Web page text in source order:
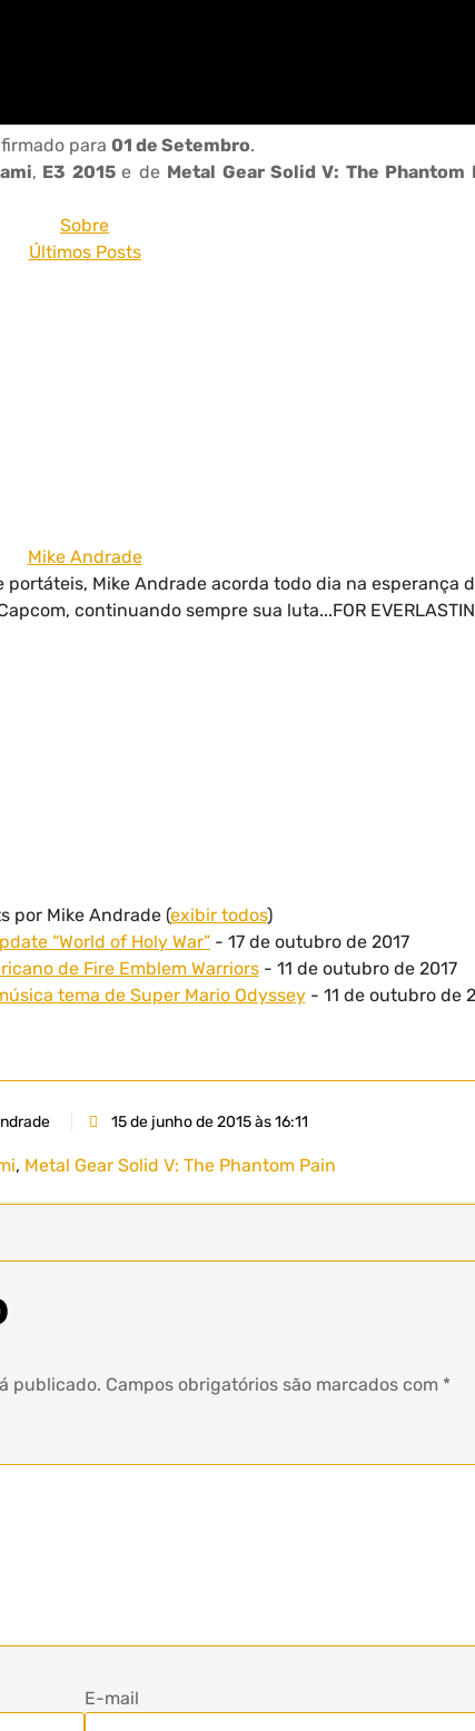
para 01 de Setembro.
, E3 2015e de Metal Gear Solid V: The Phantom
Sobre
Últimos Posts
Mike Andrade
Mike Andrade acorda todo dia na esperança
continuando sempre sua luta...FOR
por Mike Andrade (exibir todos)
“World of Holy War” - 17 de outubro de 2017
de Fire Emblem Warriors- 11 de outubro de 2017
tema de Super Mario Odyssey- 11 de outubro de
15 de junho de 2015 às 16:11
, Metal Gear Solid V: The Phantom Pain
publicado. Campos obrigatórios são marcados com *
E-mail